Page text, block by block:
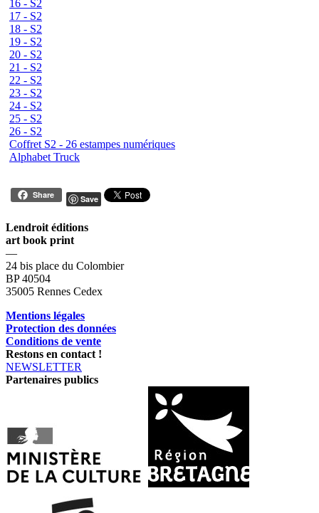
16 - S2
17 - S2
18 - S2
19 - S2
20 - S2
21 - S2
22 - S2
23 - S2
24 - S2
25 - S2
26 - S2
Coffret S2 - 26 estampes numériques
Alphabet Truck
Share Save
Lendroit éditions
art book print
—
24 bis place du Colombier
BP 40504
35005 Rennes Cedex
Mentions légales
Protection des données
Conditions de vente
Restons en contact !
NEWSLETTER
Partenaires publics